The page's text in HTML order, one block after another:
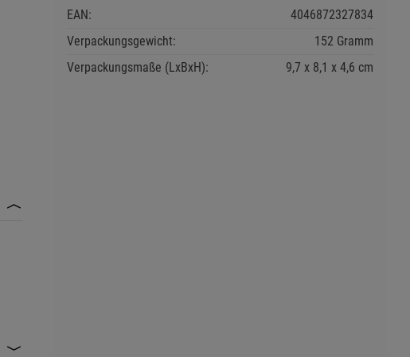
EAN:
4046872327834
Verpackungsgewicht:
152 Gramm
Verpackungsmaße (LxBxH):
9,7 8,1 4,6 cm